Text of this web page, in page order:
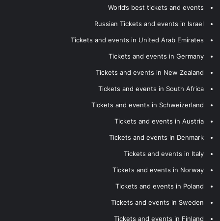
World’s best tickets and events
Russian Tickets and events in Israel
Tickets and events in United Arab Emirates
Tickets and events in Germany
Tickets and events in New Zealand
Tickets and events in South Africa
Tickets and events in Schweizerland
Tickets and events in Austria
Tickets and events in Denmark
Tickets and events in Italy
Tickets and events in Norway
Tickets and events in Poland
Tickets and events in Sweden
Tickets and events in Finland